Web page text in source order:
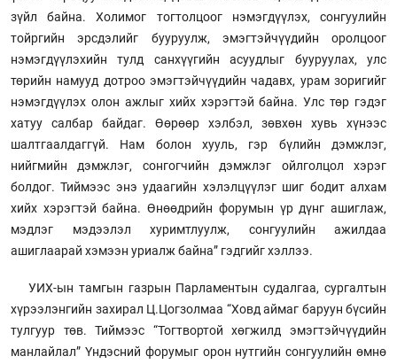
зүйл байна. Холимог тогтолцоог нэмэгдүүлэх, сонгуулийн
тойргийн эрсдэлийг бууруулж, эмэгтэйчүүдийн оролцоог
нэмэгдүүлэхийн тулд санхүүгийн асуудлыг бууруулах, улс
төрийн намууд дотроо эмэгтэйчүүдийн чадавх, урам зоригийг
нэмэгдүүлэх олон ажлыг хийх хэрэгтэй байна. Улс төр гэдэг
хатуу салбар байдаг. Өөрөөр хэлбэл, зөвхөн хувь хүнээс
шалтгаалдаггүй. Нам болон хууль, гэр бүлийн дэмжлэг,
нийгмийн дэмжлэг, сонгогчийн дэмжлэг ойлголцол хэрэг
болдог. Тиймээс энэ удаагийн хэлэлцүүлэг шиг бодит алхам
хийх хэрэгтэй байна. Өнөөдрийн форумын үр дүнг ашиглаж,
мэдлэг мэдээлэл хуримтлуулж, сонгуулийн ажилдаа
ашиглаарай хэмээн уриалж байна” гэдгийг хэллээ.
УИХ-ын тамгын газрын Парламентын судалгаа, сургалтын
хүрээлэнгийн захирал Ц.Цогзолмаа “Ховд аймаг баруун бүсийн
тулгуур төв. Тиймээс “Тогтвортой хөгжилд эмэгтэйчүүдийн
манлайлал” Үндэсний форумыг орон нутгийн сонгуулийн өмнө